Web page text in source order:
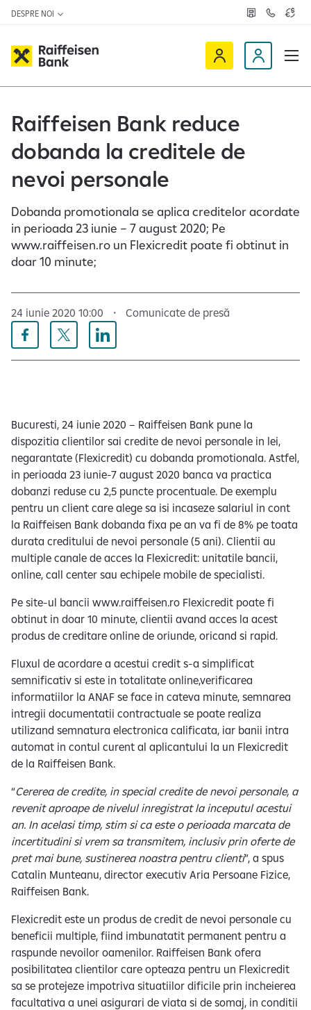
DESPRE NOI
R
a
C
c
C
s
v
R
f
e
n
O
n
n
e
D
e
t
Raiffeisen Bank reduce
dobanda la creditele de
nevoi personale
Dobanda promotionala se aplica creditelor acordate
in perioada 23 iunie – 7 august 2020; Pe
www.raiffeisen.ro un Flexicredit poate fi obtinut in
doar 10 minute;
24 iunie 2020 10:00 Comunicate de presă
Bucuresti, 24 iunie 2020 – Raiffeisen Bank pune la
dispozitia clientilor sai credite de nevoi personale in lei,
negarantate (Flexicredit) cu dobanda promotionala. Astfel,
in perioada 23 iunie-7 august 2020 banca va practica
dobanzi reduse cu 2,5 puncte procentuale. De exemplu
pentru un client care alege sa isi incaseze salariul in cont
la Raiffeisen Bank dobanda fixa pe an va fi de 8% pe toata
durata creditului de nevoi personale (5 ani). Clientii au
multiple canale de acces la Flexicredit: unitatile bancii,
online, call center sau echipele mobile de specialisti.
Pe site-ul bancii www.raiffeisen.ro Flexicredit poate fi
obtinut in doar 10 minute, clientii avand acces la acest
produs de creditare online de oriunde, oricand si rapid.
Fluxul de acordare a acestui credit s-a simplificat
semnificativ si este in totalitate online,verificarea
informatiilor la ANAF se face in cateva minute, semnarea
intregii documentatii contractuale se poate realiza
utilizand semnatura electronica calificata, iar banii intra
automat in contul curent al aplicantului la un Flexicredit
de la Raiffeisen Bank.
“Cererea de credite, in special credite de nevoi personale, a
revenit aproape de nivelul inregistrat la inceputul acestui
an. In acelasi timp, stim si ca este o perioada marcata de
incertitudini si vrem sa transmitem, inclusiv prin oferte de
pret mai bune, sustinerea noastra pentru clienti”, a spus
Catalin Munteanu, director executiv Aria Persoane Fizice,
Raiffeisen Bank.
Flexicredit este un produs de credit de nevoi personale cu
beneficii multiple, fiind imbunatatit permanent pentru a
raspunde nevoilor oamenilor. Raiffeisen Bank ofera
posibilitatea clientilor care opteaza pentru un Flexicredit
sa se protejeze impotriva situatiilor dificile prin incheierea
facultativa a unei asigurari de viata si de somaj, in conditii